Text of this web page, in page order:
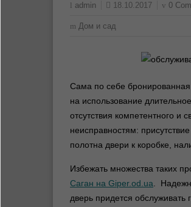
admin 18.10.2017 0
Дом и сад
Сама по себе бронированная
на использование
отсутствия компетентного
неисправностям:
полотна двери к коробке,
Избежать множества таких
Саган на Giper.od.ua .
дверь придется обслуживать